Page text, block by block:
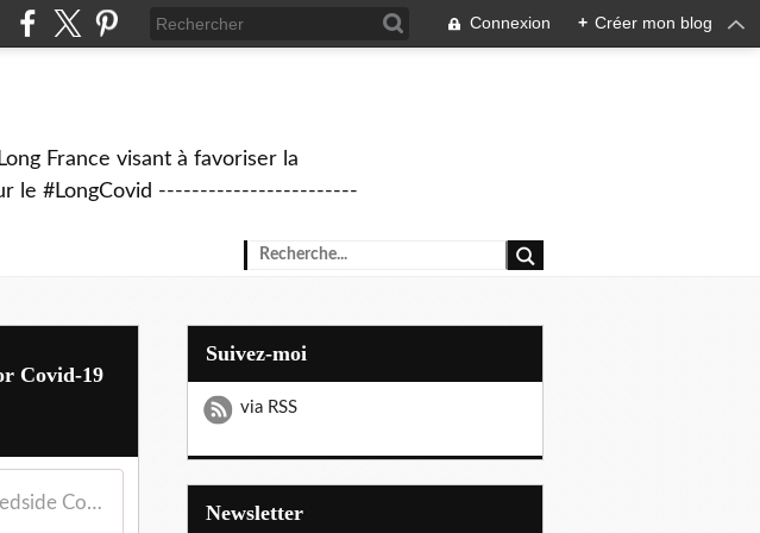
Connexion + Créer mon blog
France visant à favoriser la
le #LongCovid ------------------------
Covid-19
Inside Health - Bedside Covid Test; Longterm Covid Recovery - BBC Sounds
Suivez-moi
via RSS
Newsletter